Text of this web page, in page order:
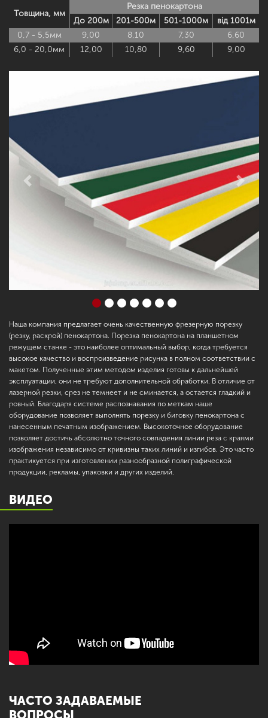
Товщина, мм
Резка пенокартона
До 200м
201-500м 501-1000м
від 1001м
0,7 - 5,5мм
9,00 8,10 7,30
6,60
6,0 - 20,0мм
12,00 10,80 9,60 9,00
Previous Next
Наша компания предлагает очень качественную фрезерную порезку
(резку, раскрой) пенокартона. Порезка пенокартона на планшетном
режущем станке - это наиболее оптимальный выбор, когда требуется
высокое качество и воспроизведение рисунка в полном соответствии с
макетом. Полученные этим методом изделия готовы к дальнейшей
эксплуатации, они не требуют дополнительной обработки. В отличие от
лазерной резки, срез не темнеет и не сминается, а остается гладкий и
ровный. Благодаря системе распознавания по меткам наше
оборудование позволяет выполнять порезку и биговку пенокартона с
нанесенным печатным изображением. Высокоточное оборудование
позволяет достичь абсолютно точного совпадения линии реза с краями
изображения независимо от кривизны таких линий и изгибов. Это часто
практикуется при изготовлении разнообразной полиграфической
продукции, рекламы, упаковки и других изделий.
ВИДЕО
ЧАСТО ЗАДАВАЕМЫЕ
ВОПРОСЫ